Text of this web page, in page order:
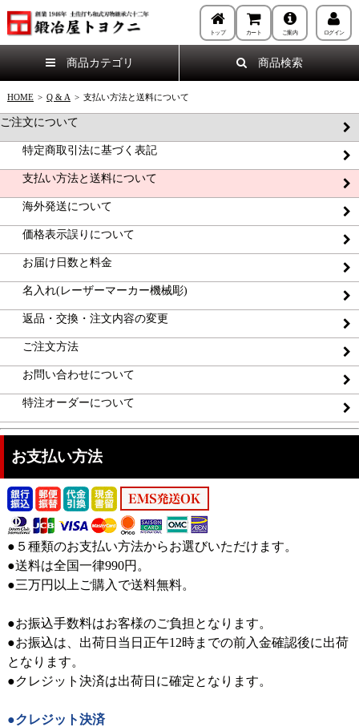
トップ カート ご案内 ログイン
商品カテゴリ 商品検索
HOME > Q & A > 支払い方法と送料について
ご注文について
特定商取引法に基づく表記
支払い方法と送料について
海外発送について
価格表示誤りについて
お届け日数と料金
名入れ(レーザーマーカー機械彫)
返品・交換・注文内容の変更
ご注文方法
お問い合わせについて
特注オーダーについて
お支払い方法
●５種類のお支払い方法からお選びいただけます。
●送料は全国一律990円。
●三万円以上ご購入で送料無料。
●お振込手数料はお客様のご負担となります。
●お振込は、出荷日当日正午12時までの前入金確認後に出荷
となります。
●クレジット決済は出荷日に確定となります。
●クレジット決済